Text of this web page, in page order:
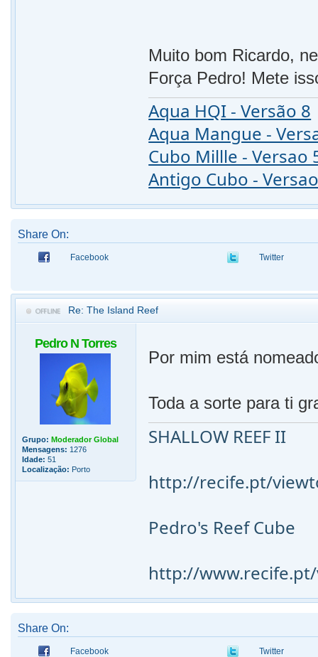
Muito bom Ricardo,
Força Pedro! Mete
Aqua HQI - Versão 8
Aqua Mangue -
Cubo Millle - Versao
Antigo Cubo -
Share On:
Facebook Twitter
Re: The Island Reef
Pedro N Torres
Grupo: Moderador Global
Mensagens: 1276
Idade: 51
Localização: Porto
Por mim está
Toda a sorte para ti
SHALLOW REEF II
http://recife.pt/
Pedro's Reef Cube
http://
Share On:
Facebook Twitter